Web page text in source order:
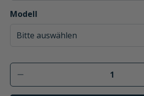
Modell
auswählen
Produkt Anzahl: Gib den